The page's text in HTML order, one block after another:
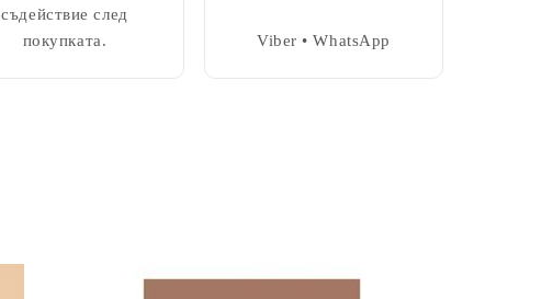
съдействие след
покупката.
Viber • WhatsApp